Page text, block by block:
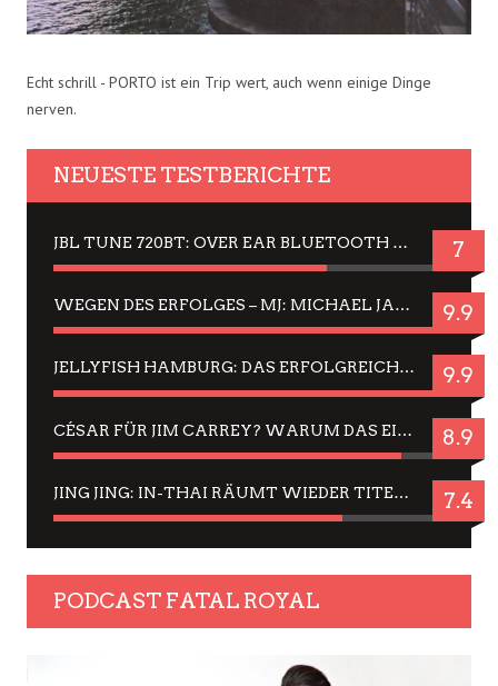
Echt schrill - PORTO ist ein Trip wert, auch wenn einige Dinge
nerven.
NEUESTE TESTBERICHTE
JBL TUNE 720BT: OVER EAR BLUETOOTH KOPFHÖRER UM DIE 50,-€ IM DAUER-TEST 7
WEGEN DES ERFOLGES – MJ: MICHAEL JACKSON MUSICAL IN EINER MATINEE SEHEN 9.9
JELLYFISH HAMBURG: DAS ERFOLGREICHE SOMMER-MENÜ 2025 IN GEFÜHLEN UND BILDERN 9.9
CÉSAR FÜR JIM CARREY? WARUM DAS EINER DER NERVIGSTEN ACTORS IST UND BLEIBT 8.9
JING JING: IN-THAI RÄUMT WIEDER TITEL AB – EIN ZWEI-STUNDEN-ERLEBNISBERICHT 7.4
PODCAST FATAL ROYAL